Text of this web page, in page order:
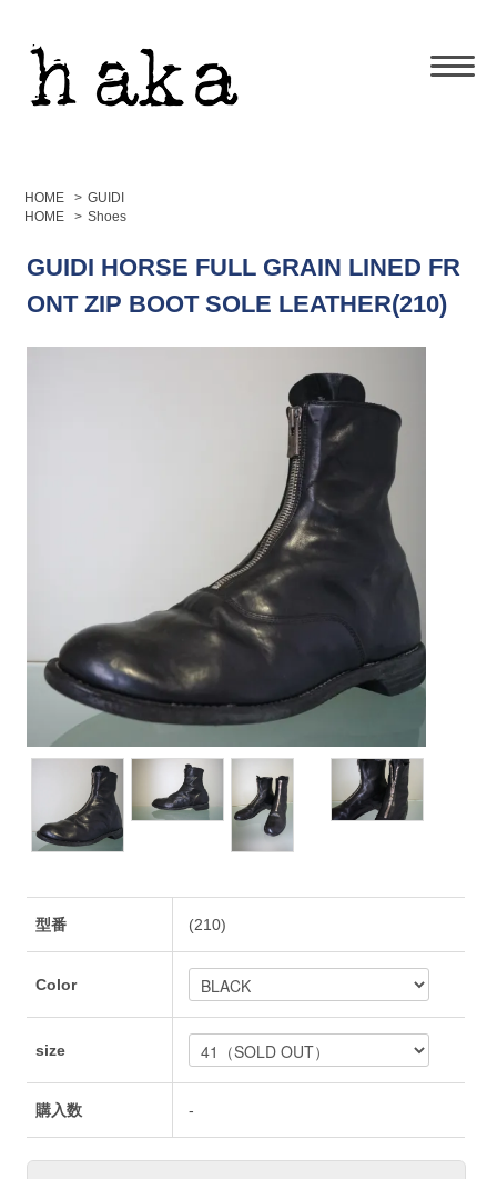
HOME > GUIDI
HOME
> Shoes
GUIDI HORSE FULL GRAIN LINED FR
ONT ZIP BOOT SOLE LEATHER(210)
型番 (210)
Color
size
購入数 -